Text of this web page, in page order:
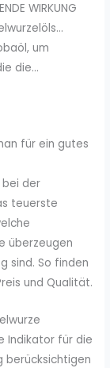
WIRKUNG
um
die...
für ein gutes
der
teuerste
überzeugen
sind. So finden
und Qualität.
Indikator für die
berücksichtigen